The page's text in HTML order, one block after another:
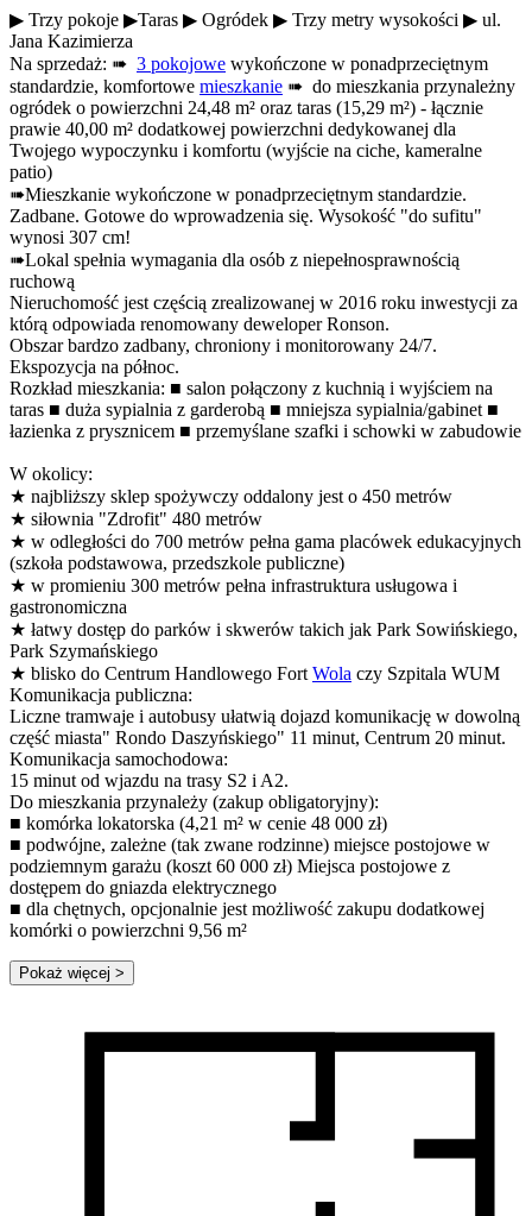
▶ Trzy pokoje ▶Taras ▶ Ogródek ▶ Trzy metry wysokości ▶ ul.
Jana Kazimierza
Na sprzedaż: ➠ 3 pokojowe wykończone w ponadprzeciętnym
standardzie, komfortowe mieszkanie ➠ do mieszkania przynależny
ogródek o powierzchni 24,48 m² oraz taras (15,29 m²) - łącznie
prawie 40,00 m² dodatkowej powierzchni dedykowanej dla
Twojego wypoczynku i komfortu (wyjście na ciche, kameralne
patio)
➠Mieszkanie wykończone w ponadprzeciętnym standardzie.
Zadbane. Gotowe do wprowadzenia się. Wysokość "do sufitu"
wynosi 307 cm!
➠Lokal spełnia wymagania dla osób z niepełnosprawnością
ruchową
Nieruchomość jest częścią zrealizowanej w 2016 roku inwestycji za
którą odpowiada renomowany deweloper Ronson.
Obszar bardzo zadbany, chroniony i monitorowany 24/7.
Ekspozycja na północ.
Rozkład mieszkania: ■ salon połączony z kuchnią i wyjściem na
taras ■ duża sypialnia z garderobą ■ mniejsza sypialnia/gabinet ■
łazienka z prysznicem ■ przemyślane szafki i schowki w zabudowie
W okolicy:
★ najbliższy sklep spożywczy oddalony jest o 450 metrów
★ siłownia "Zdrofit" 480 metrów
★ w odległości do 700 metrów pełna gama placówek edukacyjnych
(szkoła podstawowa, przedszkole publiczne)
★ w promieniu 300 metrów pełna infrastruktura usługowa i
gastronomiczna
★ łatwy dostęp do parków i skwerów takich jak Park Sowińskiego,
Park Szymańskiego
★ blisko do Centrum Handlowego Fort Wola czy Szpitala WUM
Komunikacja publiczna:
Liczne tramwaje i autobusy ułatwią dojazd komunikację w dowolną
część miasta" Rondo Daszyńskiego" 11 minut, Centrum 20 minut.
Komunikacja samochodowa:
15 minut od wjazdu na trasy S2 i A2.
Do mieszkania przynależy (zakup obligatoryjny):
■ komórka lokatorska (4,21 m² w cenie 48 000 zł)
■ podwójne, zależne (tak zwane rodzinne) miejsce postojowe w
podziemnym garażu (koszt 60 000 zł) Miejsca postojowe z
dostępem do gniazda elektrycznego
■ dla chętnych, opcjonalnie jest możliwość zakupu dodatkowej
komórki o powierzchni 9,56 m²
Pokaż więcej >